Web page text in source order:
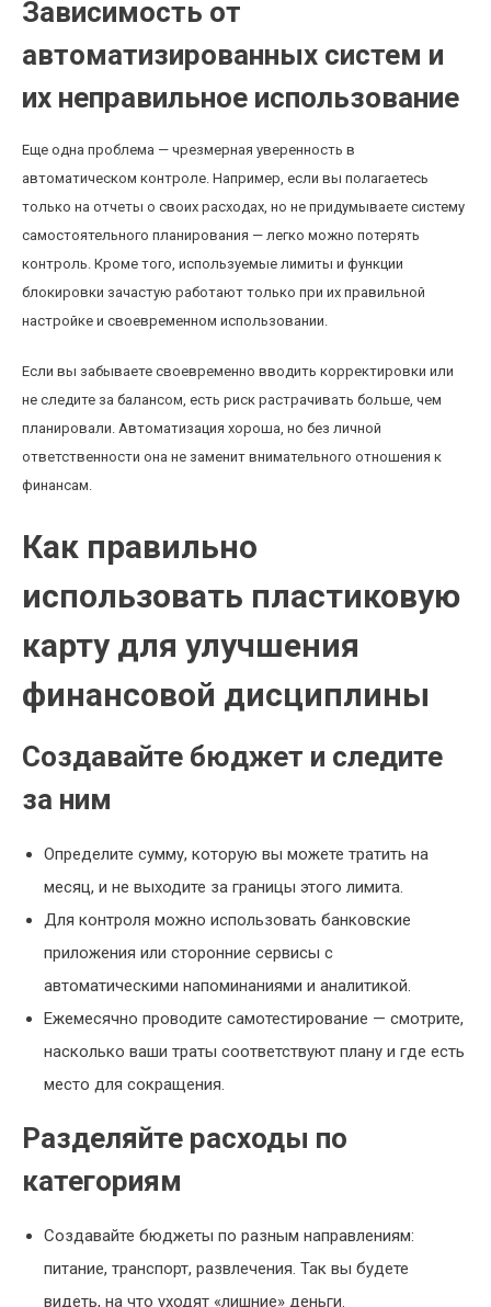
Зависимость от
автоматизированных систем и
их неправильное использование
Еще одна проблема — чрезмерная уверенность в
автоматическом контроле. Например, если вы полагаетесь
только на отчеты о своих расходах, но не придумываете систему
самостоятельного планирования — легко можно потерять
контроль. Кроме того, используемые лимиты и функции
блокировки зачастую работают только при их правильной
настройке и своевременном использовании.
Если вы забываете своевременно вводить корректировки или
не следите за балансом, есть риск растрачивать больше, чем
планировали. Автоматизация хороша, но без личной
ответственности она не заменит внимательного отношения к
финансам.
Как правильно
использовать пластиковую
карту для улучшения
финансовой дисциплины
Создавайте бюджет и следите
за ним
Определите сумму, которую вы можете тратить на
месяц, и не выходите за границы этого лимита.
Для контроля можно использовать банковские
приложения или сторонние сервисы с
автоматическими напоминаниями и аналитикой.
Ежемесячно проводите самотестирование — смотрите,
насколько ваши траты соответствуют плану и где есть
место для сокращения.
Разделяйте расходы по
категориям
Создавайте бюджеты по разным направлениям:
питание, транспорт, развлечения. Так вы будете
видеть, на что уходят «лишние» деньги.